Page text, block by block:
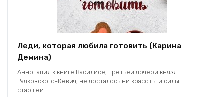
Леди, которая любила готовить (Карина
Демина)
Аннотация к книге Василисе, третьей дочери князя
Радковского-Кевич, не досталось ни красоты и силы
старшей